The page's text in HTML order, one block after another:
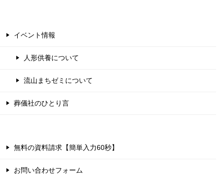
イベント情報
人形供養について
流山まちゼミについて
葬儀社のひとり言
無料の資料請求【簡単入力60秒】
お問い合わせフォーム